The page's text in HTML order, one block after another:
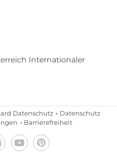
Internationaler
Datenschutz
Datenschutz
Barrierefreiheit